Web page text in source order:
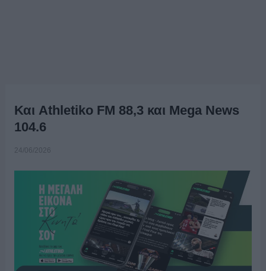
Και Athletiko FM 88,3 και Mega News
104.6
24/06/2026